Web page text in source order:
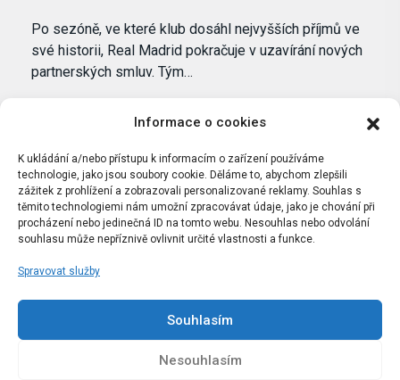
Informace o cookies
K ukládání a/nebo přístupu k informacím o zařízení používáme
technologie, jako jsou soubory cookie. Děláme to, abychom zlepšili
zážitek z prohlížení a zobrazovali personalizované reklamy. Souhlas s
těmito technologiemi nám umožní zpracovávat údaje, jako je chování při
procházení nebo jedinečná ID na tomto webu. Nesouhlas nebo odvolání
souhlasu může nepříznivě ovlivnit určité vlastnosti a funkce.
Spravovat služby
Souhlasím
Nesouhlasím
Po sezóně, ve které klub dosáhl nejvyšších příjmů ve
své historii, Real Madrid pokračuje v uzavírání nových
partnerských smluv. Tým…